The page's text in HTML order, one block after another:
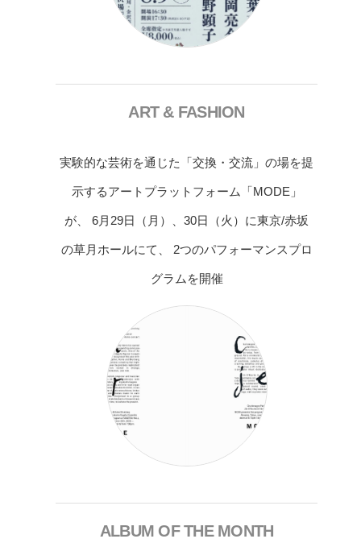
ART & FASHION
実験的な芸術を通じた「交換・交流」の場を提
示するアートプラットフォーム「MODE」
が、 6月29日（月）、30日（火）に東京/赤坂
の草月ホールにて、 2つのパフォーマンスプロ
グラムを開催
ALBUM OF THE MONTH